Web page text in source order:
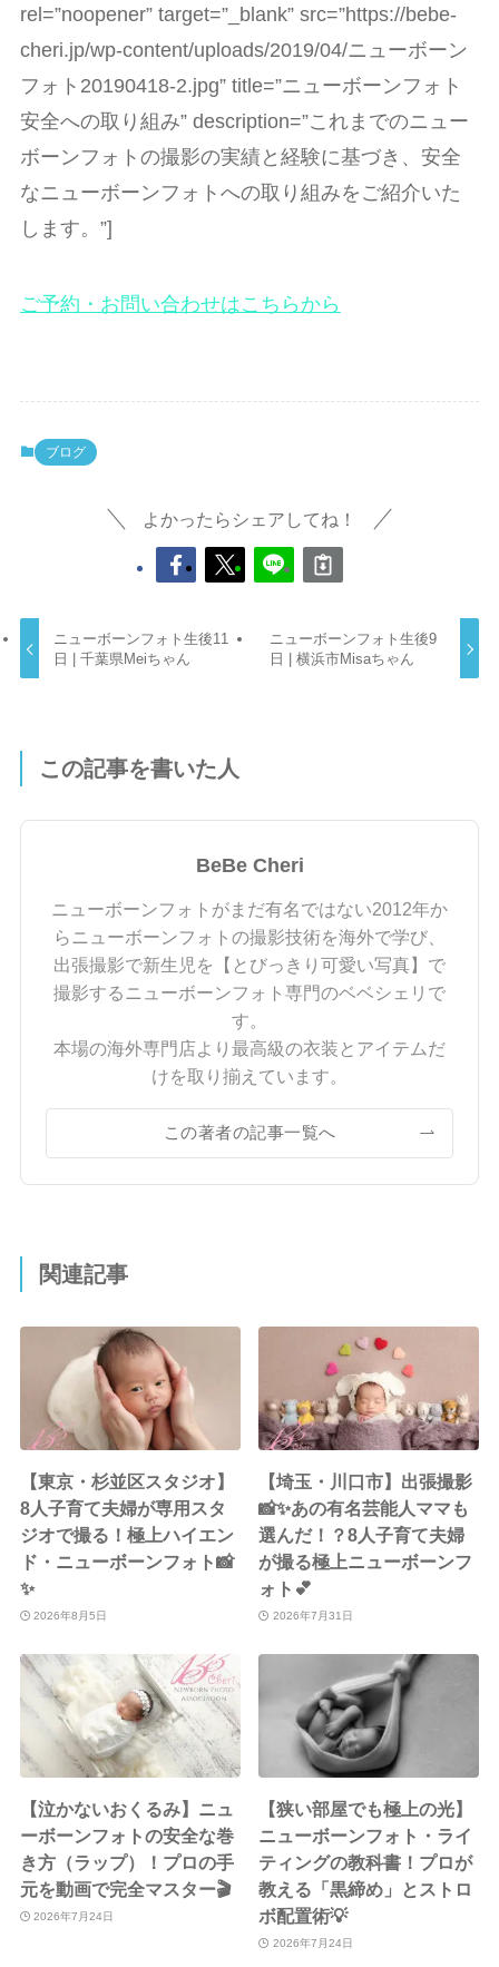
rel=”noopener” target=”_blank” src=”https://bebe-
cheri.jp/wp-content/uploads/2019/04/ニューボーン
フォト20190418-2.jpg” title=”ニューボーンフォト
安全への取り組み” description=”これまでのニュー
ボーンフォトの撮影の実績と経験に基づき、安全
なニューボーンフォトへの取り組みをご紹介いた
します。”]
ご予約・お問い合わせはこちらから
ブログ
よかったらシェアしてね！
ニューボーンフォト生後11
日 | 千葉県Meiちゃん
ニューボーンフォト生後9
日 | 横浜市Misaちゃん
この記事を書いた人
BeBe Cheri
ニューボーンフォトがまだ有名ではない2012年か
らニューボーンフォトの撮影技術を海外で学び、
出張撮影で新生児を【とびっきり可愛い写真】で
撮影するニューボーンフォト専門のベベシェリで
す。
本場の海外専門店より最高級の衣装とアイテムだ
けを取り揃えています。
この著者の記事一覧へ
関連記事
【東京・杉並区スタジオ】
8人子育て夫婦が専用スタ
ジオで撮る！極上ハイエン
ド・ニューボーンフォト📸
✨
2026年8月5日
【埼玉・川口市】出張撮影
📸✨あの有名芸能人ママも
選んだ！？8人子育て夫婦
が撮る極上ニューボーンフ
ォト💕
2026年7月31日
【泣かないおくるみ】ニュ
ーボーンフォトの安全な巻
き方（ラップ）！プロの手
元を動画で完全マスター🎬
2026年7月24日
【狭い部屋でも極上の光】
ニューボーンフォト・ライ
ティングの教科書！プロが
教える「黒締め」とストロ
ボ配置術💡
2026年7月24日